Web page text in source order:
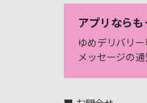
アプリなら
ゆめデリバリー
メッセージの